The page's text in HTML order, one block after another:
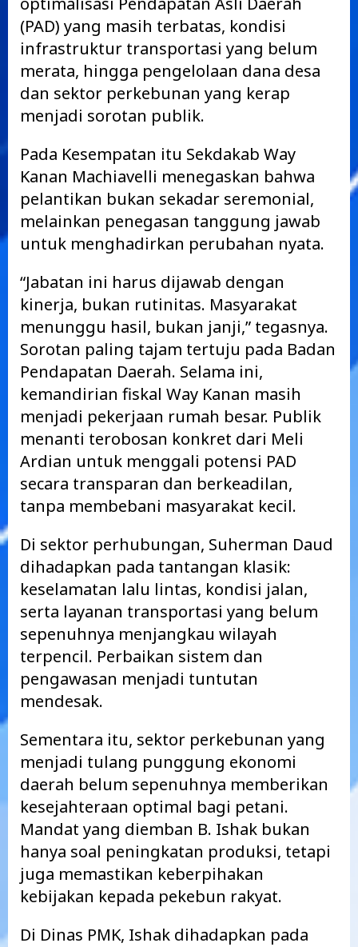
(PAD) yang masih terbatas, kondisi
infrastruktur transportasi yang belum
merata, hingga pengelolaan dana desa
dan sektor perkebunan yang kerap
menjadi sorotan publik.
Pada Kesempatan itu Sekdakab Way
Kanan Machiavelli menegaskan bahwa
pelantikan bukan sekadar seremonial,
melainkan penegasan tanggung jawab
untuk menghadirkan perubahan nyata.
“Jabatan ini harus dijawab dengan
kinerja, bukan rutinitas. Masyarakat
menunggu hasil, bukan janji,” tegasnya.
Sorotan paling tajam tertuju pada Badan
Pendapatan Daerah. Selama ini,
kemandirian fiskal Way Kanan masih
menjadi pekerjaan rumah besar. Publik
menanti terobosan konkret dari Meli
Ardian untuk menggali potensi PAD
secara transparan dan berkeadilan,
tanpa membebani masyarakat kecil.
Di sektor perhubungan, Suherman Daud
dihadapkan pada tantangan klasik:
keselamatan lalu lintas, kondisi jalan,
serta layanan transportasi yang belum
sepenuhnya menjangkau wilayah
terpencil. Perbaikan sistem dan
pengawasan menjadi tuntutan
mendesak.
Sementara itu, sektor perkebunan yang
menjadi tulang punggung ekonomi
daerah belum sepenuhnya memberikan
kesejahteraan optimal bagi petani.
Mandat yang diemban B. Ishak bukan
hanya soal peningkatan produksi, tetapi
juga memastikan keberpihakan
kebijakan kepada pekebun rakyat.
Di Dinas PMK, Ishak dihadapkan pada